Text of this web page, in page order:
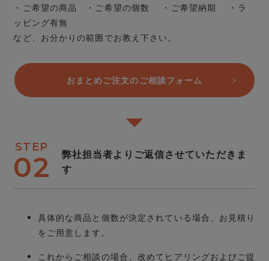
・ご希望の商品 ・ご希望の個数 ・ご希望納期 ・ラ
ッピング有無
など、お分かりの範囲でお教え下さい。
おまとめご注文のご相談フォーム
STEP
02
弊社担当者よりご返信させていただきま
す
具体的な商品と個数が決定されている場合、お見積り
をご用意します。
これからご相談の場合、改めてヒアリングおよびご提